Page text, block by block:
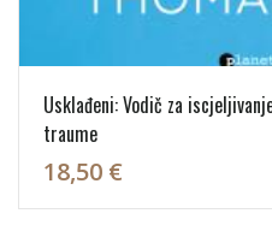
Usklađeni: Vodič za
traume
18,50 €